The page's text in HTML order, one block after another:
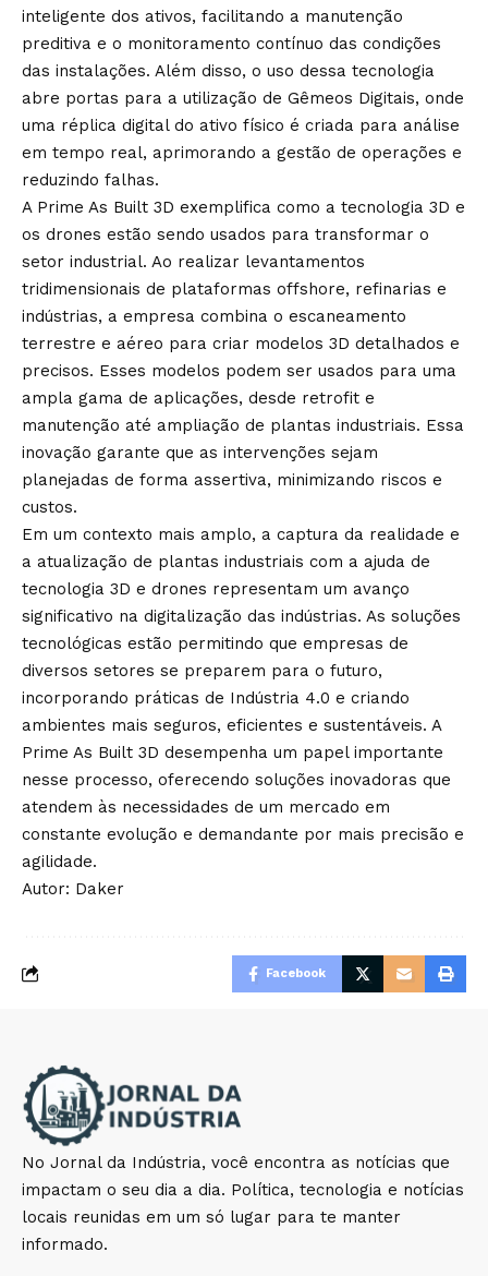
inteligente dos ativos, facilitando a manutenção
preditiva e o monitoramento contínuo das condições
das instalações. Além disso, o uso dessa tecnologia
abre portas para a utilização de Gêmeos Digitais, onde
uma réplica digital do ativo físico é criada para análise
em tempo real, aprimorando a gestão de operações e
reduzindo falhas.
A Prime As Built 3D exemplifica como a tecnologia 3D e
os drones estão sendo usados para transformar o
setor industrial. Ao realizar levantamentos
tridimensionais de plataformas offshore, refinarias e
indústrias, a empresa combina o escaneamento
terrestre e aéreo para criar modelos 3D detalhados e
precisos. Esses modelos podem ser usados para uma
ampla gama de aplicações, desde retrofit e
manutenção até ampliação de plantas industriais. Essa
inovação garante que as intervenções sejam
planejadas de forma assertiva, minimizando riscos e
custos.
Em um contexto mais amplo, a captura da realidade e
a atualização de plantas industriais com a ajuda de
tecnologia 3D e drones representam um avanço
significativo na digitalização das indústrias. As soluções
tecnológicas estão permitindo que empresas de
diversos setores se preparem para o futuro,
incorporando práticas de Indústria 4.0 e criando
ambientes mais seguros, eficientes e sustentáveis. A
Prime As Built 3D desempenha um papel importante
nesse processo, oferecendo soluções inovadoras que
atendem às necessidades de um mercado em
constante evolução e demandante por mais precisão e
agilidade.
Autor: Daker
Facebook
No Jornal da Indústria, você encontra as notícias que
impactam o seu dia a dia. Política, tecnologia e notícias
locais reunidas em um só lugar para te manter
informado.